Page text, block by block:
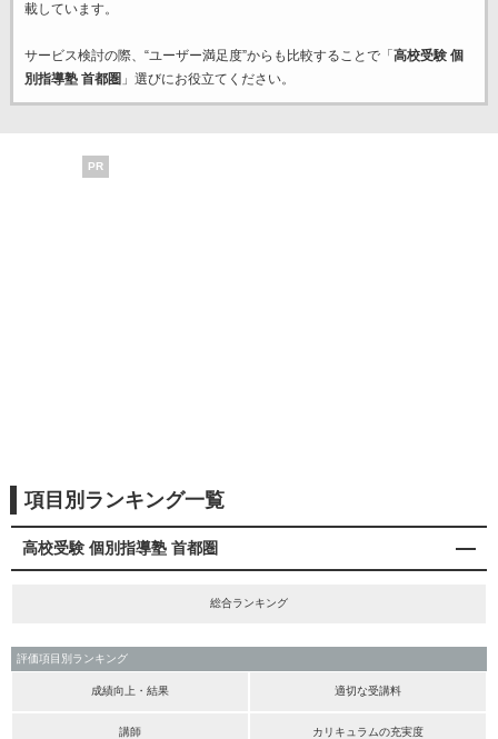
載しています。
サービス検討の際、“ユーザー満足度”からも比較することで「 高校受験 個
別指導塾 首都圏 」選びにお役立てください。
PR
項目別ランキング一覧
高校受験 個別指導塾 首都圏
総合ランキング
評価項目別ランキング
成績向上・結果 適切な受講料
講師 カリキュラムの充実度